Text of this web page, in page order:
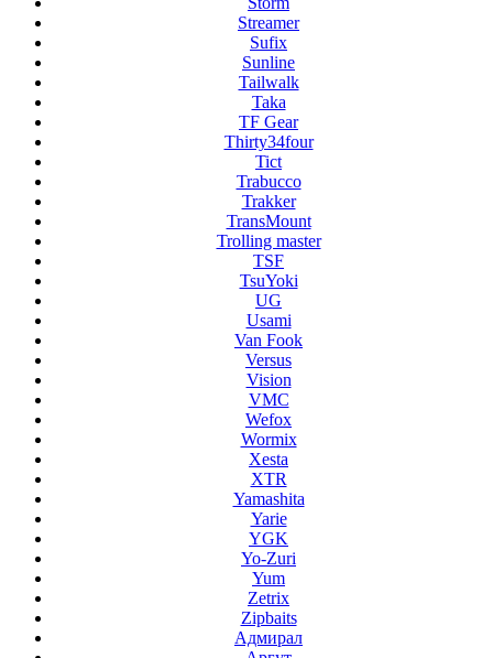
Streamer
Sufix
Sunline
Tailwalk
Taka
TF Gear
Thirty34four
Tict
Trabucco
Trakker
TransMount
Trolling master
TSF
TsuYoki
UG
Usami
Van Fook
Versus
Vision
VMC
Wefox
Wormix
Xesta
XTR
Yamashita
Yarie
YGK
Yo-Zuri
Yum
Zetrix
Zipbaits
Адмирал